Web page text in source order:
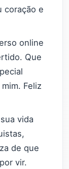
coração e
online
Que
Feliz
vida
de que
vir.